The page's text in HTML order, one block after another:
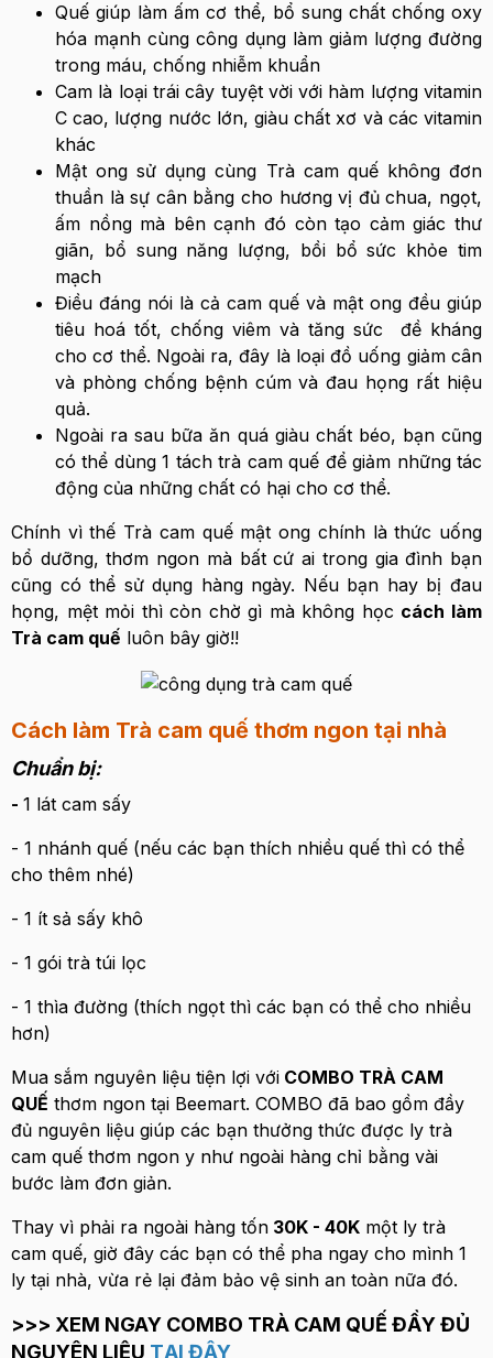
Quế giúp làm ấm cơ thể, bổ sung chất chống oxy
hóa mạnh cùng công dụng làm giảm lượng đường
trong máu, chống nhiễm khuẩn
Cam là loại trái cây tuyệt vời với hàm lượng vitamin
C cao, lượng nước lớn, giàu chất xơ và các vitamin
khác
Mật ong sử dụng cùng Trà cam quế không đơn
thuần là sự cân bằng cho hương vị đủ chua, ngọt,
ấm nồng mà bên cạnh đó còn tạo cảm giác thư
giãn, bổ sung năng lượng, bồi bổ sức khỏe tim
mạch
Điều đáng nói là cả cam quế và mật ong đều giúp
tiêu hoá tốt, chống viêm và tăng sức đề kháng
cho cơ thể. Ngoài ra, đây là loại đồ uống giảm cân
và phòng chống bệnh cúm và đau họng rất hiệu
quả.
Ngoài ra sau bữa ăn quá giàu chất béo, bạn cũng
có thể dùng 1 tách trà cam quế để giảm những tác
động của những chất có hại cho cơ thể.
Chính vì thế Trà cam quế mật ong chính là thức uống
bổ dưỡng, thơm ngon mà bất cứ ai trong gia đình bạn
cũng có thể sử dụng hàng ngày. Nếu bạn hay bị đau
họng, mệt mỏi thì còn chờ gì mà không học cách làm
Trà cam quế luôn bây giờ!!
Cách làm Trà cam quế thơm ngon tại nhà
Chuẩn bị:
- 1 lát cam sấy
- 1 nhánh quế (nếu các bạn thích nhiều quế thì có thể
cho thêm nhé)
- 1 ít sả sấy khô
- 1 gói trà túi lọc
- 1 thìa đường (thích ngọt thì các bạn có thể cho nhiều
hơn)
Mua sắm nguyên liệu tiện lợi với COMBO TRÀ CAM
QUẾ thơm ngon tại Beemart. COMBO đã bao gồm đầy
đủ nguyên liệu giúp các bạn thưởng thức được ly trà
cam quế thơm ngon y như ngoài hàng chỉ bằng vài
bước làm đơn giản.
Thay vì phải ra ngoài hàng tốn 30K - 40K một ly trà
cam quế, giờ đây các bạn có thể pha ngay cho mình 1
ly tại nhà, vừa rẻ lại đảm bảo vệ sinh an toàn nữa đó.
>>> XEM NGAY COMBO TRÀ CAM QUẾ ĐẦY ĐỦ
NGUYÊN LIỆU TẠI ĐÂY